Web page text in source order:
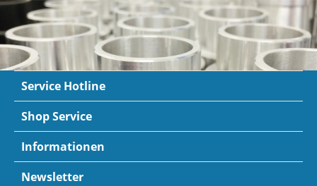
Service Hotline
Shop Service
Informationen
Newsletter